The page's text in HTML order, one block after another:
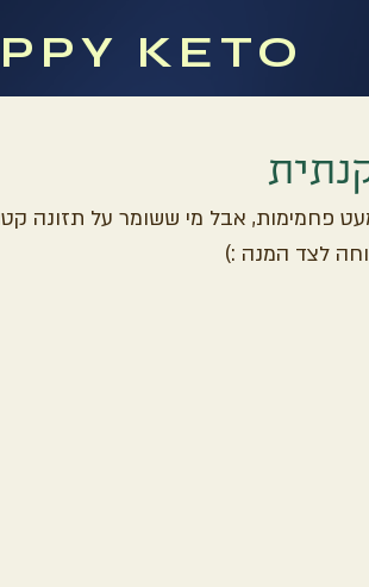
KETO
פחמימות, אבל מי ששומר על תזונה
לצד המנה :)